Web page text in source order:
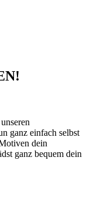
ganz einfach selbst
dein
ganz bequem dein